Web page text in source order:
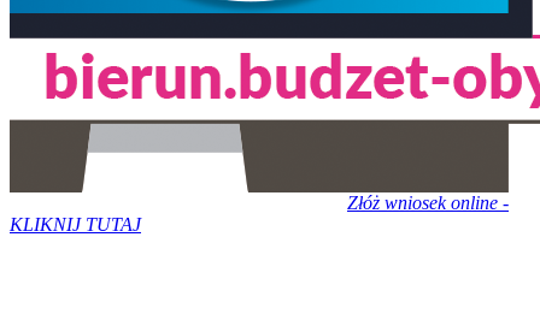
Złóż wniosek online -
KLIKNIJ TUTAJ